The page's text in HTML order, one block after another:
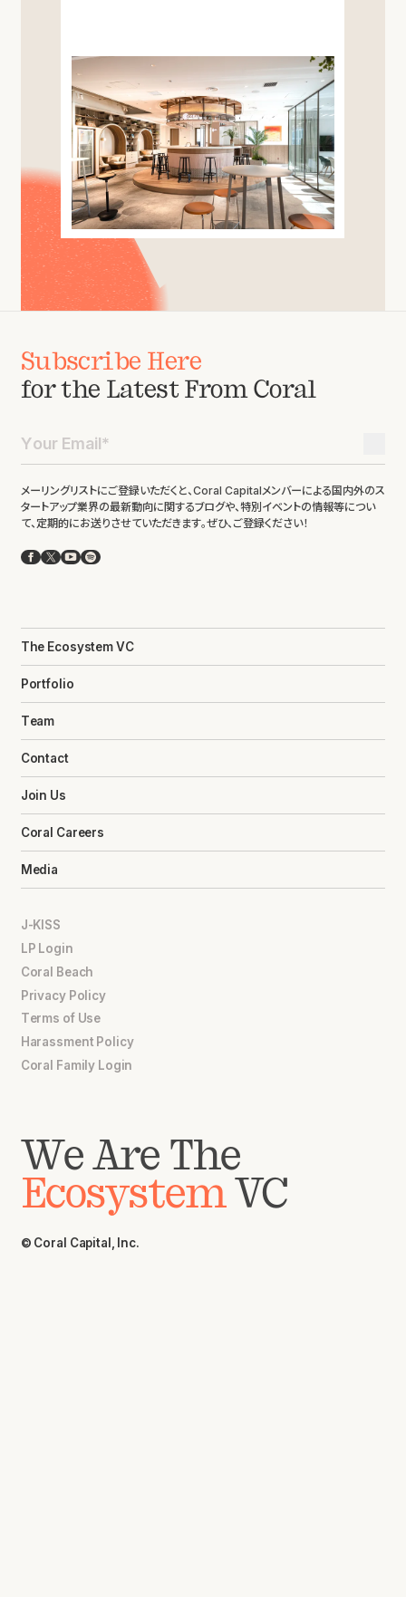
Subscribe Here
for the Latest From Coral
メーリングリストにご登録いただくと、Coral Capitalメンバーによる国内外のス
タートアップ業界の最新動向に関するブログや、特別イベントの情報等につい
て、定期的にお送りさせていただきます。ぜひ、ご登録ください！
Facebook
X YouTube
Spotify
The Ecosystem VC
Portfolio
Team
Contact
Join Us
Coral Careers
Media
J-KISS
LP Login
Coral Beach
Privacy Policy
Terms of Use
Harassment Policy
Coral Family Login
We Are The
EcosystemVC
© Coral Capital, Inc.